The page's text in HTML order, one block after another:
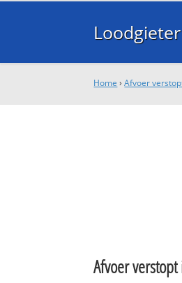
Home ›Afvoer
Afvoer verstopt